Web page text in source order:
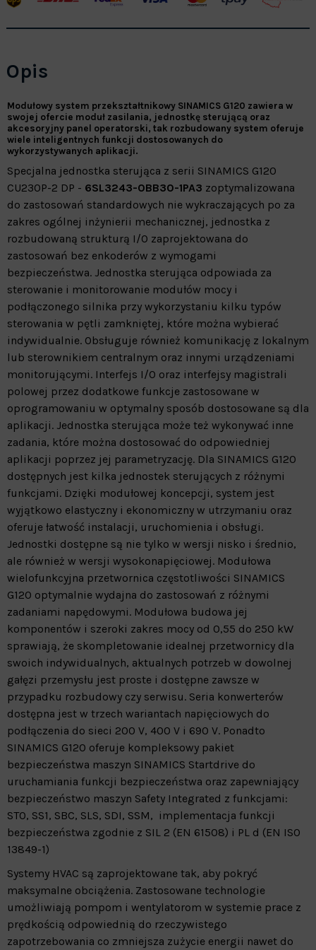
Opis
Modułowy system przekształtnikowy SINAMICS G120 zawiera w
swojej ofercie moduł zasilania, jednostkę sterującą oraz
akcesoryjny panel operatorski, tak rozbudowany system oferuje
wiele inteligentnych funkcji dostosowanych do
wykorzystywanych aplikacji.
Specjalna jednostka sterująca z serii SINAMICS G120
CU230P-2 DP - 6SL3243-0BB30-1PA3 zoptymalizowana
do zastosowań standardowych nie wykraczających po za
zakres ogólnej inżynierii mechanicznej, jednostka z
rozbudowaną strukturą I/O zaprojektowana do
zastosowań bez enkoderów z wymogami
bezpieczeństwa. Jednostka sterująca odpowiada za
sterowanie i monitorowanie modułów mocy i
podłączonego silnika przy wykorzystaniu kilku typów
sterowania w pętli zamkniętej, które można wybierać
indywidualnie. Obsługuje również komunikację z lokalnym
lub sterownikiem centralnym oraz innymi urządzeniami
monitorującymi. Interfejs I/O oraz interfejsy magistrali
polowej przez dodatkowe funkcje zastosowane w
oprogramowaniu w optymalny sposób dostosowane są dla
aplikacji. Jednostka sterująca może też wykonywać inne
zadania, które można dostosować do odpowiedniej
aplikacji poprzez jej parametryzację. Dla SINAMICS G120
dostępnych jest kilka jednostek sterujących z różnymi
funkcjami. Dzięki modułowej koncepcji, system jest
wyjątkowo elastyczny i ekonomiczny w utrzymaniu oraz
oferuje łatwość instalacji, uruchomienia i obsługi.
Jednostki dostępne są nie tylko w wersji nisko i średnio,
ale również w wersji wysokonapięciowej. Modułowa
wielofunkcyjna przetwornica częstotliwości SINAMICS
G120 optymalnie wydajna do zastosowań z różnymi
zadaniami napędowymi. Modułowa budowa jej
komponentów i szeroki zakres mocy od 0,55 do 250 kW
sprawiają, że skompletowanie idealnej przetwornicy dla
swoich indywidualnych, aktualnych potrzeb w dowolnej
gałęzi przemysłu jest proste i dostępne zawsze w
przypadku rozbudowy czy serwisu. Seria konwerterów
dostępna jest w trzech wariantach napięciowych do
podłączenia do sieci 200 V, 400 V i 690 V. Ponadto
SINAMICS G120 oferuje kompleksowy pakiet
bezpieczeństwa maszyn SINAMICS Startdrive do
uruchamiania funkcji bezpieczeństwa oraz zapewniający
bezpieczeństwo maszyn Safety Integrated z funkcjami:
STO, SS1, SBC, SLS, SDI, SSM, implementacja funkcji
bezpieczeństwa zgodnie z SIL 2 (EN 61508) i PL d (EN ISO
13849-1)
Systemy HVAC są zaprojektowane tak, aby pokryć
maksymalne obciążenia. Zastosowane technologie
umożliwiają pompom i wentylatorom w systemie prace z
prędkością odpowiednią do rzeczywistego
zapotrzebowania co zmniejsza zużycie energii nawet do